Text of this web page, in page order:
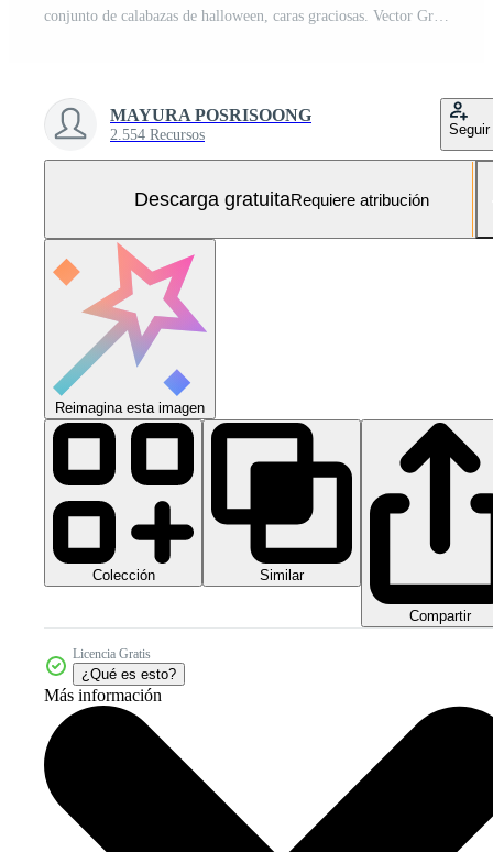
conjunto de calabazas de halloween, caras graciosas. Vector Gratis y SVG Gratis
MAYURA POSRISOONG
2.554 Recursos Seguir
Descarga gratuitaRequiere atribución
Reimagina esta imagen
Colección Similar
Compartir
Licencia Gratis
¿Qué es esto?
Más información